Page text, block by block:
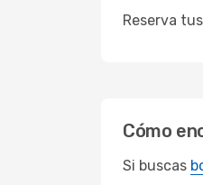
Reserva
Cómo
Si buscas